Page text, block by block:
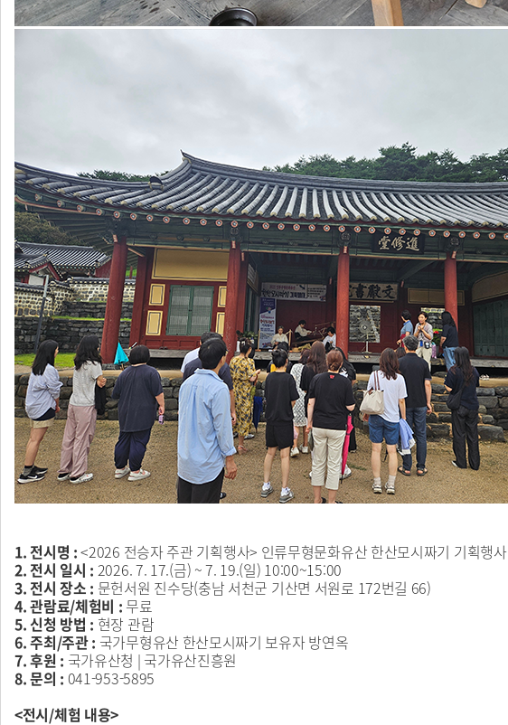
1. 전시명 :<2026 전승자 주관 기획행사> 인류무형문화유산 한산모시짜기 기획행사
2. 전시 일시 : 2026. 7. 17.(금) ~ 7. 19.(일) 10:00~15:00
3. 전시 장소 : 문헌서원 진수당(충남 서천군 기산면 서원로 172번길 66)
4. 관람료/체험비 : 무료
5. 신청 방법 : 현장 관람
6. 주최/주관 : 국가무형유산 한산모시짜기 보유자 방연옥
7. 후원 : 국가유산청 | 국가유산진흥원
8. 문의 : 041-953-5895
<전시/체험 내용>